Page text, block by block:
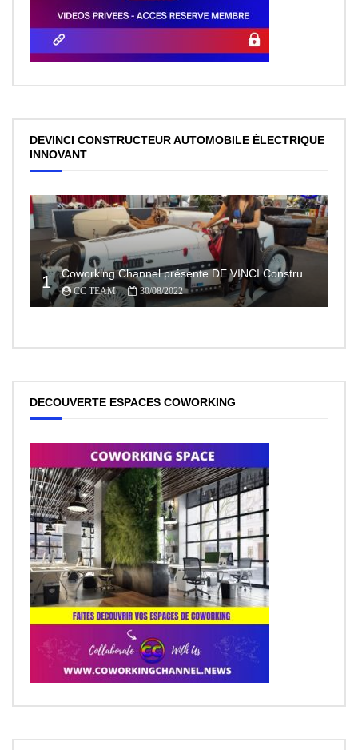
DEVINCI CONSTRUCTEUR AUTOMOBILE ÉLECTRIQUE
INNOVANT
1 CC TEAM 30/08/2022
DECOUVERTE ESPACES COWORKING